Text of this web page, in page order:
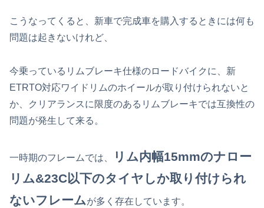
こうなってくると、新車で完成車を購入するときには何も
問題は起きないけれど、
今乗っているリムブレーキ仕様のロードバイクに、新
ETRTO対応ワイドリムのホイールが取り付けられないと
か、クリアランスに限度のあるリムブレーキでは互換性の
問題が発生して来る。
一時期のフレームでは、
リム内幅15mmのナロー
リム&23C以下のタイヤしか取り付けられ
ないフレームが多く存在しています。